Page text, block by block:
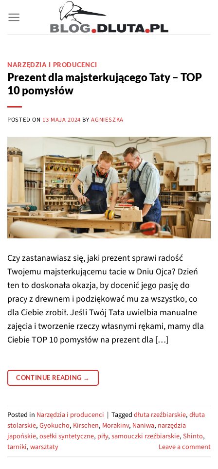
do
zawartości
NARZĘDZIA I PRODUCENCI
Prezent dla majsterkującego Taty – TOP
10 pomysłów
POSTED ON 13 MAJA 2024 BYAGNIESZKA
Czy zastanawiasz się, jaki prezent sprawi radość
Twojemu majsterkującemu tacie w Dniu Ojca? Dzień
ten to doskonała okazja, by docenić jego pasję do
pracy z drewnem i podziękować mu za wszystko, co
dla Ciebie zrobił. Jeśli Twój Tata uwielbia manualne
zajęcia i tworzenie rzeczy własnymi rękami, mamy dla
Ciebie TOP 10 pomysłów na prezent dla […]
CONTINUE READING →
Posted in Narzędzia i producenci | Taggeddłuta rzeźbiarskie,dłuta
stolarskie,Gyokucho, Kirschen, Morakinv, Naniwa, narzędzia
japońskie,osełki syntetyczne, piły,samouczki rzeźbiarskie,Shinto,
tarniki,warsztaty Leave a comment